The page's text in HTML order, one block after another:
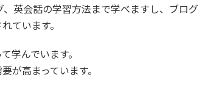
英会話の学習方法まで学べますし、ブログ
ています。
学んでいます。
が高まっています。